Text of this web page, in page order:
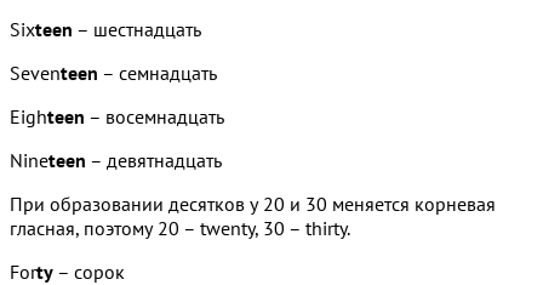
Sixteen – шестнадцать
Seventeen – семнадцать
Eighteen – восемнадцать
Nineteen – девятнадцать
При образовании десятков у 20 и 30 меняется корневая
гласная, поэтому 20 – twenty, 30 – thirty.
Forty – сорок